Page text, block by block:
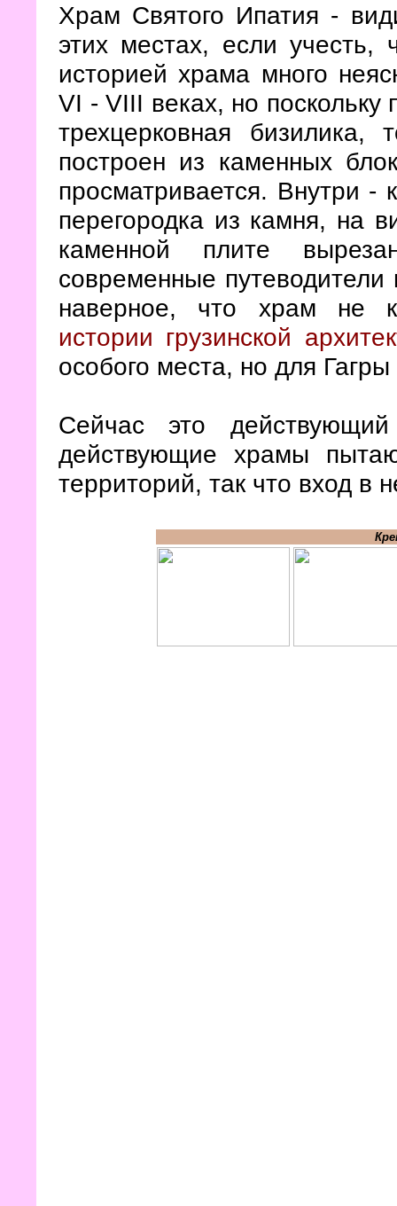
Храм Святого Ипатия -
этих местах, если учесть,
историей храма много
VI - VIII веках, но поскольку
трехцерковная
построен из каменных
просматривается. Внутри -
перегородка из камня, на
каменной плите
современные
наверное, что храм не
истории грузинской
особого места, но для
Сейчас это
действующие храмы
территорий, так что вход в